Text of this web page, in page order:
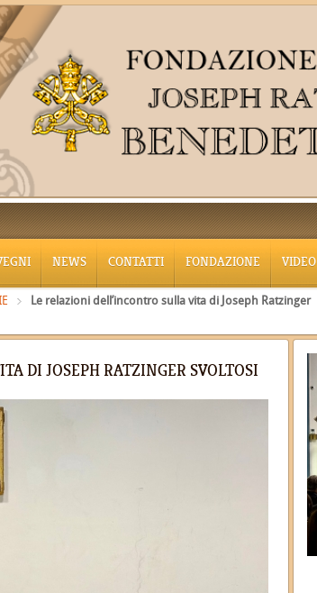
NEWS CONTATTI FONDAZIONE VIDEO
Le relazioni dell’incontro sulla vita di Joseph Ratzinger
DI JOSEPH RATZINGER SVOLTOSI